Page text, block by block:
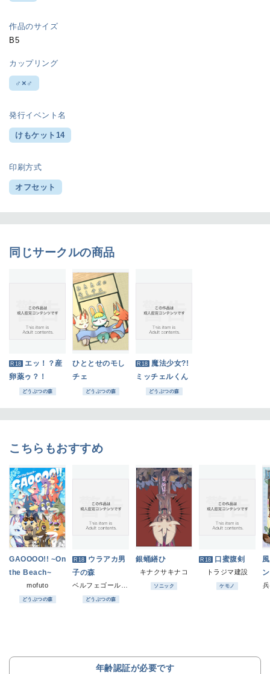
作品のサイズ
B5
カップリング
♂×♂
発行イベント名
けもケット14
印刷方式
オフセット
同じサークルの商品
R18 エッ！？産
卵薬ゥ？！
どうぶつの森
ひととせのモし
チェ
どうぶつの森
R18 魔法少女?!
ミッチェルくん
どうぶつの森
こちらもおすすめ
GAOOOO!! ~On
the Beach~
mofuto
どうぶつの森
R18 ウラアカ男
子の森
どうぶつの森
銀蛹繕ひ
キナクサキナコ
ソニック
R18 口蜜腹剣
トラジマ建設
ケモノ
年齢認証が必要です